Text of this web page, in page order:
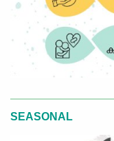
SEASONAL